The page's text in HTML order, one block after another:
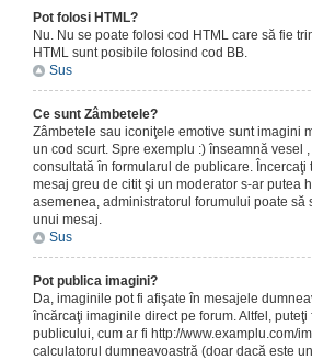
Pot folosi HTML?
Nu. Nu se poate folosi cod HTML care să fie
HTML sunt posibile folosind cod BB.
Sus
Ce sunt Zâmbetele?
Zâmbetele sau iconiţele emotive sunt imagini
un cod scurt. Spre exemplu :) înseamnă vesel
consultată în formularul de publicare.
mesaj greu de citit şi un moderator s-ar putea
asemenea, administratorul forumului poate
unui mesaj.
Sus
Pot publica imagini?
Da, imaginile pot fi afişate în mesajele
încărcaţi imaginile direct pe forum. Altfel,
publicului, cum ar fi http://www.examplu.com/
calculatorul dumneavoastră (doar dacă este